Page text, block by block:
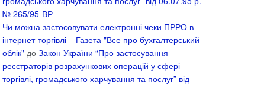
№ 265/95-ВР
Чи можна застосовувати електронні чеки ПРРО в
інтернет-торгівлі – Газета "Все про бухгалтерський
облік" до Закон України “Про застосування
реєстраторів розрахункових операцій у сфері
торгівлі, громадського харчування та послуг” від